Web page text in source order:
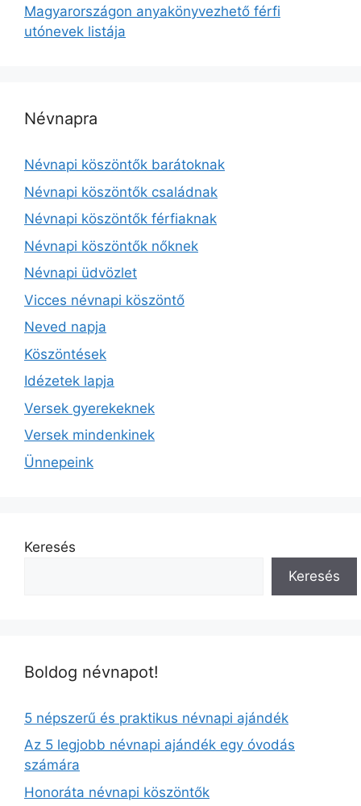
Magyarországon anyakönyvezhető férfi
utónevek listája
Névnapra
Névnapi köszöntők barátoknak
Névnapi köszöntők családnak
Névnapi köszöntők férfiaknak
Névnapi köszöntők nőknek
Névnapi üdvözlet
Vicces névnapi köszöntő
Neved napja
Köszöntések
Idézetek lapja
Versek gyerekeknek
Versek mindenkinek
Ünnepeink
Keresés
Keresés
Boldog névnapot!
5 népszerű és praktikus névnapi ajándék
Az 5 legjobb névnapi ajándék egy óvodás
számára
Honoráta névnapi köszöntők